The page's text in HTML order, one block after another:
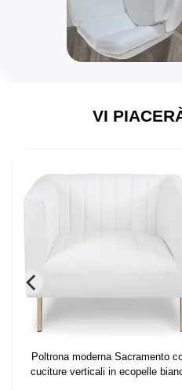
VI
Poltrona moderna Sacramento
cuciture verticali in ecopelle